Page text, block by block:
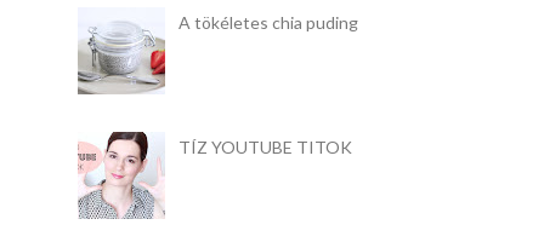
A tökéletes chia puding
TÍZ YOUTUBE TITOK